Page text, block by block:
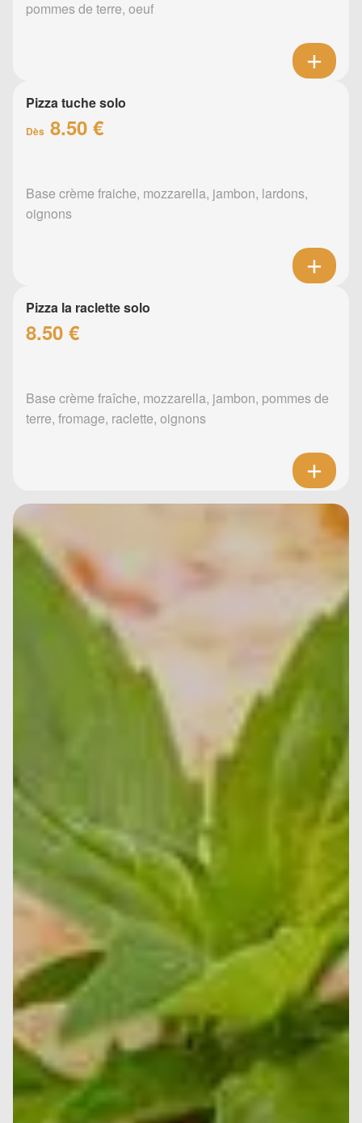
pommes de terre, oeuf
Pizza tuche solo
Dès 8.50 €
Base crème fraiche, mozzarella, jambon, lardons,
oignons
Pizza la raclette solo
8.50 €
Base crème fraîche, mozzarella, jambon, pommes de
terre, fromage, raclette, oignons